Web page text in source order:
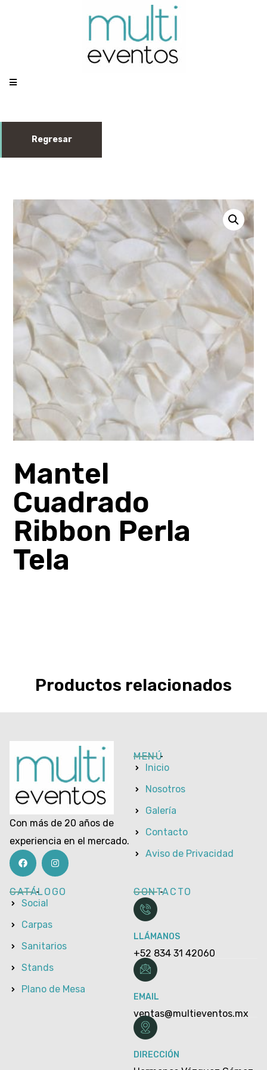
Mantel
Cuadrado
Ribbon Perla
Tela
Productos relacionados
Con más de 20 años de
experiencia en el mercado.
MENÚ
Inicio
Nosotros
Galería
Contacto
Aviso de Privacidad
CATÁLOGO
Social
Carpas
Sanitarios
Stands
Plano de Mesa
CONTACTO
LLÁMANOS
+52 834 31 42060
EMAIL
ventas@multieventos.mx
DIRECCIÓN